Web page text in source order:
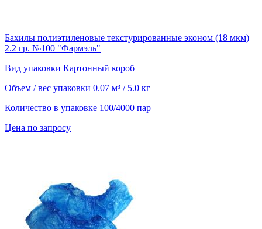
Бахилы полиэтиленовые текстурированные эконом (18 мкм)
2.2 гр. №100 "Фармэль"
Вид упаковки Картонный короб
Объем / вес упаковки 0.07 м³ / 5.0 кг
Количество в упаковке 100/4000 пар
Цена по запросу